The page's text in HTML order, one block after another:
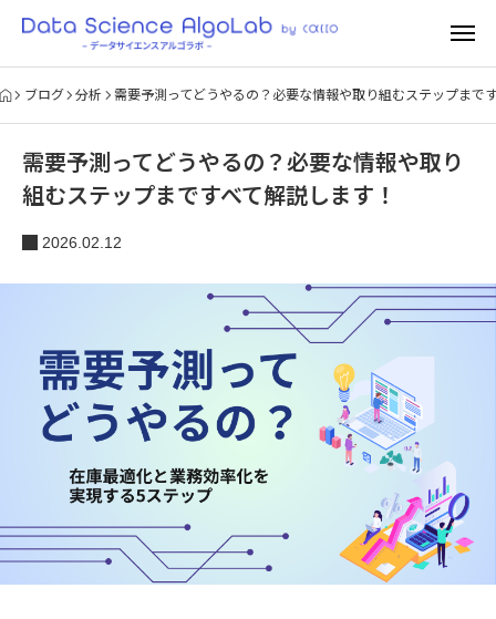
ブログ 分析 需要予測ってどうやるの？必要な情報や取り組むステップまで
需要予測ってどうやるの？必要な情報や取り
組むステップまですべて解説します！
2026.02.12